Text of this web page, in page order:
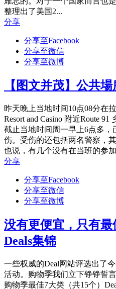
整理出了美国2...
分享
分享至Facebook
分享至微信
分享至微博
【图文并茂】公共
昨天晚上当地时间10点08分在
Resort and Casino 附近Route
截止当地时间周一早上6点多，
伤。受伤的还包括两名警察，
也说，有几个没有在当班的参
分享
分享至Facebook
分享至微信
分享至微博
没有更便宜，只有
Deals集锦
一些权威的Deal网站评选出了
活动。购物季我们立下铮铮誓
购物季最佳7大类（共15个）